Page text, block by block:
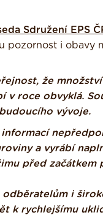
Sdružení EPS
pozornost i obavy
že
roce obvyklá.
vývoje.
a vyrábí
před začátkem
odběratelům i
k rychlejšímu